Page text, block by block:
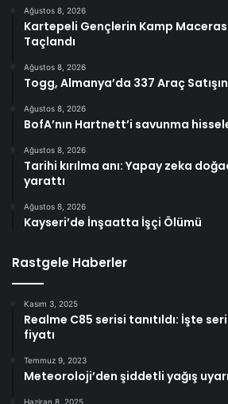
Ağustos 8, 2026
Kartepeli Gençlerin Kamp
Taçlandı
Ağustos 8, 2026
Togg, Almanya’da 337 Araç
Ağustos 8, 2026
BofA’nın Hartnett’i savunma
Ağustos 8, 2026
Tarihi kırılma anı: Yapay zeka
yarattı
Ağustos 8, 2026
Kayseri’de İnşaatta İşçi Ölümü
Rastgele Haberler
Kasım 3, 2025
Realme C85 serisi tanıtıldı: İşte
fiyatı
Temmuz 9, 2023
Meteoroloji’den şiddetli yağış
Haziran 8, 2025